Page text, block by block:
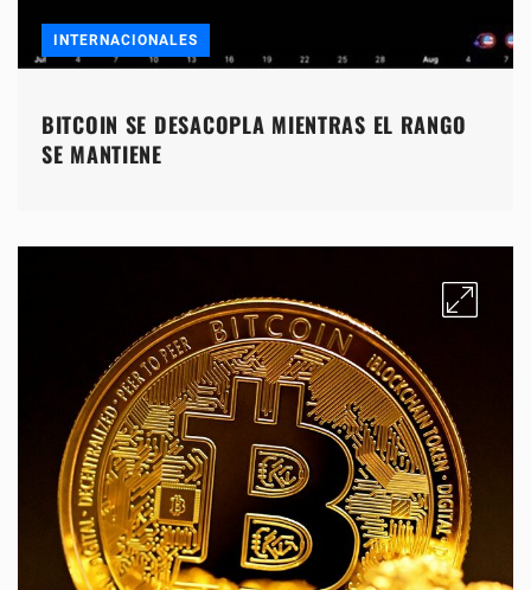
INTERNACIONALES
BITCOIN SE DESACOPLA MIENTRAS EL RANGO
SE MANTIENE